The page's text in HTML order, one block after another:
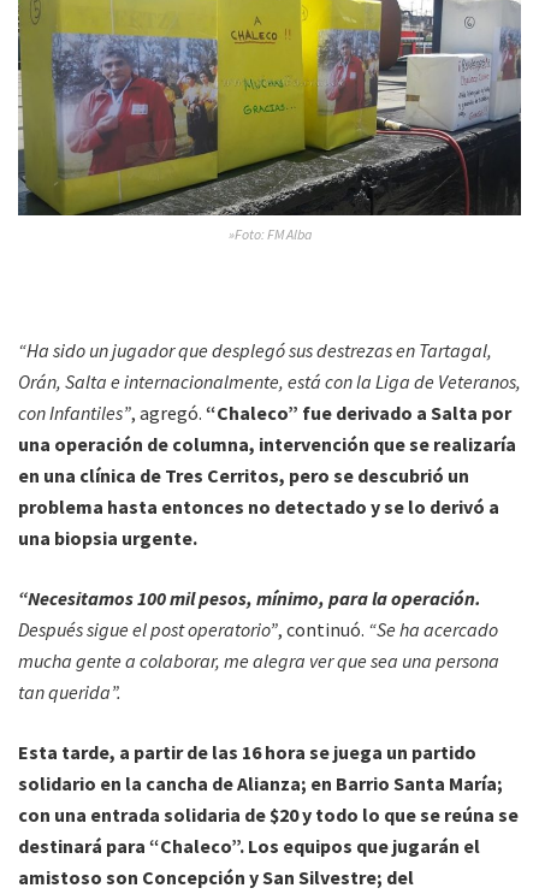
»Foto: FM Alba
“Ha sido un jugador que desplegó sus destrezas en Tartagal,
Orán, Salta e internacionalmente, está con la Liga de Veteranos,
con Infantiles”, agregó. “Chaleco” fue derivado a Salta por
una operación de columna, intervención que se realizaría
en una clínica de Tres Cerritos, pero se descubrió un
problema hasta entonces no detectado y se lo derivó a
una biopsia urgente.
“Necesitamos 100 mil pesos, mínimo, para la operación.
Después sigue el post operatorio”, continuó. “Se ha acercado
mucha gente a colaborar, me alegra ver que sea una persona
tan querida”.
Esta tarde, a partir de las 16 hora se juega un partido
solidario en la cancha de Alianza; en Barrio Santa María;
con una entrada solidaria de $20 y todo lo que se reúna se
destinará para “Chaleco”. Los equipos que jugarán el
amistoso son Concepción y San Silvestre; del